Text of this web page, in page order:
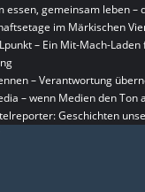
essen, gemeinsam leben –
im Märkischen
– Ein Mit-Mach-
– Verantwortung
– wenn Medien den Ton
Geschichten